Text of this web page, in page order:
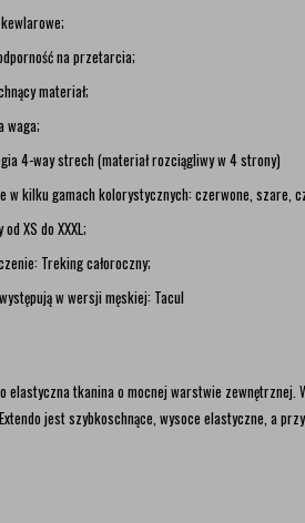
na przetarcia;
materiał;
waga;
4-way strech (materiał rozciągliwy w 4 strony)
w kilku gamach kolorystycznych: czerwone, szare,
XS do XXXL;
Treking całoroczny;
w wersji męskiej: Tacul
elastyczna tkanina o mocnej warstwie zewnętrznej.
jest szybkoschnące, wysoce elastyczne, a